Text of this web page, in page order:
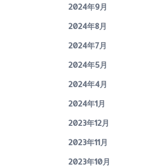
2024年9月
2024年8月
2024年7月
2024年5月
2024年4月
2024年1月
2023年12月
2023年11月
2023年10月